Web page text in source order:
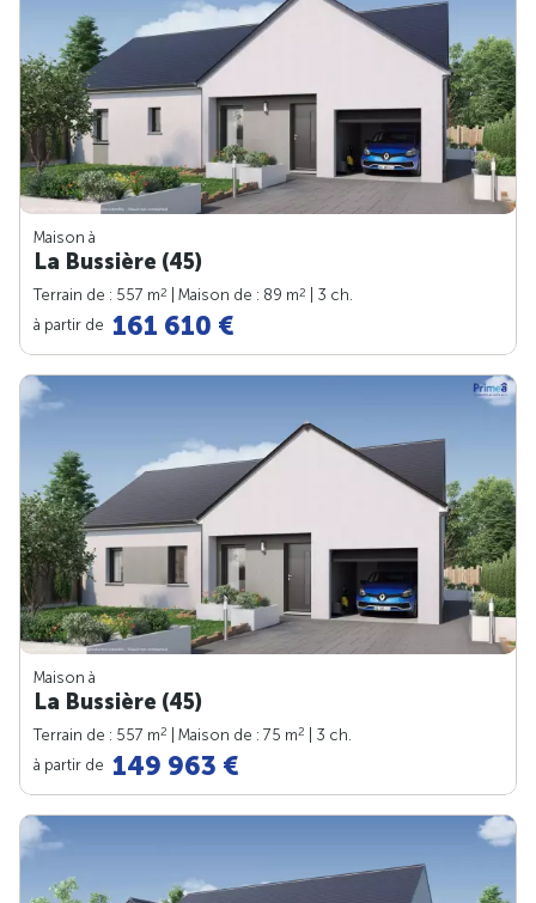
Maison à
La Bussière (45)
Terrain de : 557 m2 | Maison de : 89 m2
| 3 ch.
à partir de 161 610 €
Maison à
La Bussière (45)
Terrain de : 557 m2 | Maison de : 75 m2
| 3 ch.
à partir de 149 963 €